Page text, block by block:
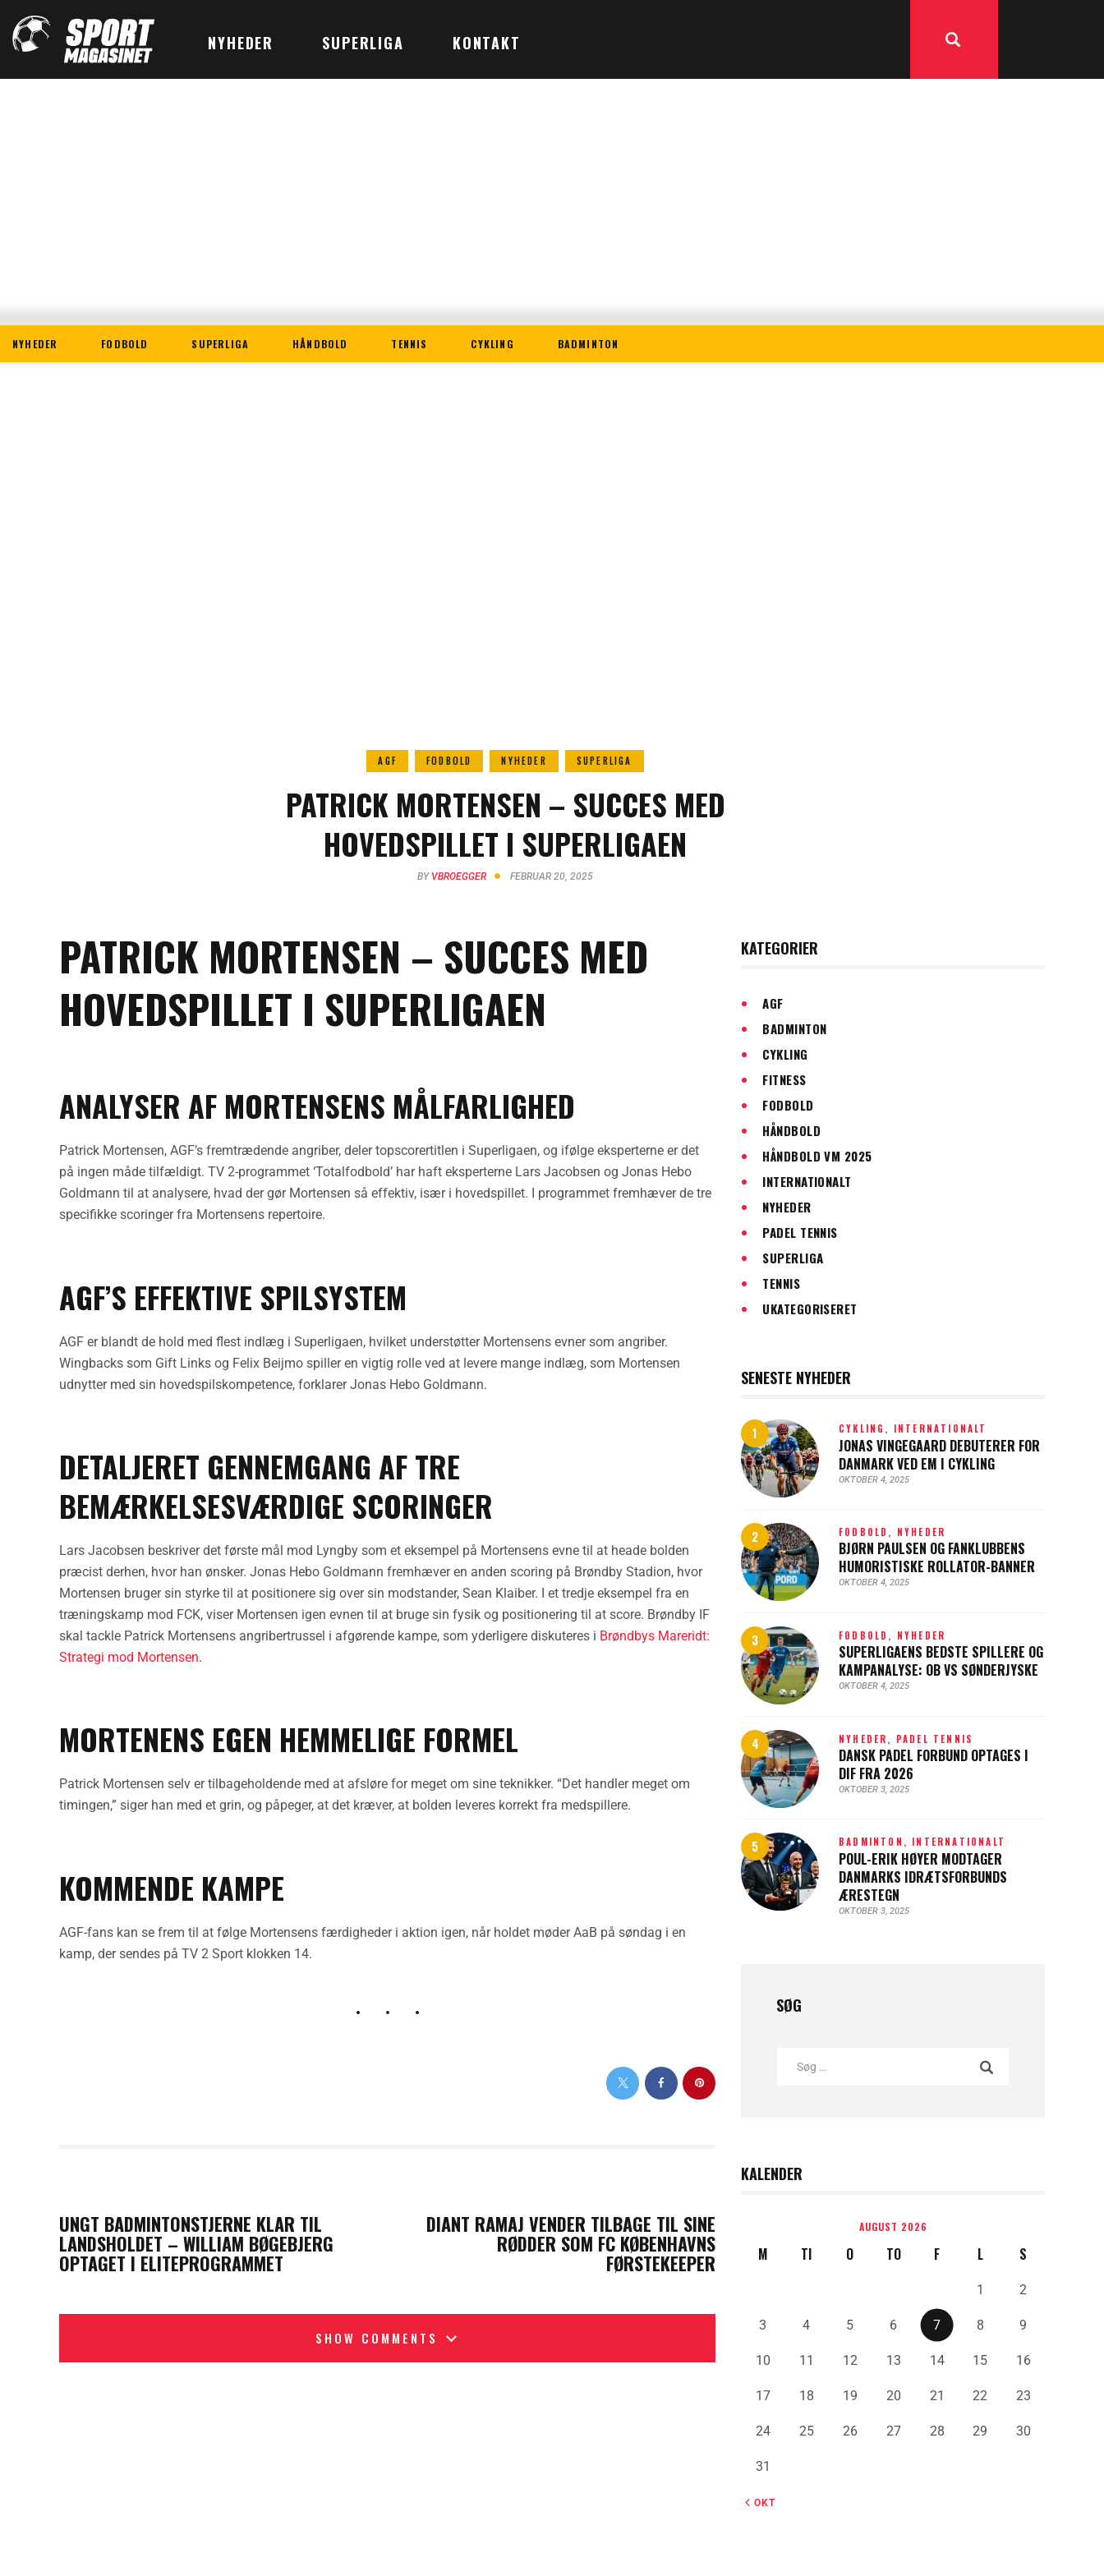
NYHEDER SUPERLIGA KONTAKT
NYHEDER FODBOLD SUPERLIGA HÅNDBOLD TENNIS CYKLING BADMINTON
AGF FODBOLD NYHEDER SUPERLIGA
PATRICK MORTENSEN – SUCCES MED
HOVEDSPILLET I SUPERLIGAEN
BY VBROEGGER FEBRUAR 20, 2025
PATRICK MORTENSEN – SUCCES MED
HOVEDSPILLET I SUPERLIGAEN
ANALYSER AF MORTENSENS MÅLFARLIGHED
Patrick Mortensen, AGF’s fremtrædende angriber, deler topscorertitlen i Superligaen, og ifølge eksperterne er det
på ingen måde tilfældigt. TV 2-programmet ‘Totalfodbold’ har haft eksperterne Lars Jacobsen og Jonas Hebo
Goldmann til at analysere, hvad der gør Mortensen så effektiv, især i hovedspillet. I programmet fremhæver de tre
specifikke scoringer fra Mortensens repertoire.
AGF’S EFFEKTIVE SPILSYSTEM
AGF er blandt de hold med flest indlæg i Superligaen, hvilket understøtter Mortensens evner som angriber.
Wingbacks som Gift Links og Felix Beijmo spiller en vigtig rolle ved at levere mange indlæg, som Mortensen
udnytter med sin hovedspilskompetence, forklarer Jonas Hebo Goldmann.
DETALJERET GENNEMGANG AF TRE
BEMÆRKELSESVÆRDIGE SCORINGER
Lars Jacobsen beskriver det første mål mod Lyngby som et eksempel på Mortensens evne til at heade bolden
præcist derhen, hvor han ønsker. Jonas Hebo Goldmann fremhæver en anden scoring på Brøndby Stadion, hvor
Mortensen bruger sin styrke til at positionere sig over sin modstander, Sean Klaiber. I et tredje eksempel fra en
træningskamp mod FCK, viser Mortensen igen evnen til at bruge sin fysik og positionering til at score. Brøndby IF
skal tackle Patrick Mortensens angribertrussel i afgørende kampe, som yderligere diskuteres i Brøndbys Mareridt:
Strategi mod Mortensen.
MORTENENS EGEN HEMMELIGE FORMEL
Patrick Mortensen selv er tilbageholdende med at afsløre for meget om sine teknikker. “Det handler meget om
timingen,” siger han med et grin, og påpeger, at det kræver, at bolden leveres korrekt fra medspillere.
KOMMENDE KAMPE
AGF-fans kan se frem til at følge Mortensens færdigheder i aktion igen, når holdet møder AaB på søndag i en
kamp, der sendes på TV 2 Sport klokken 14.
UNGT BADMINTONSTJERNE KLAR TIL
LANDSHOLDET – WILLIAM BØGEBJERG
OPTAGET I ELITEPROGRAMMET
DIANT RAMAJ VENDER TILBAGE TIL SINE
RØDDER SOM FC KØBENHAVNS
FØRSTEKEEPER
SHOW COMMENTS
KATEGORIER
AGF
BADMINTON
CYKLING
FITNESS
FODBOLD
HÅNDBOLD
HÅNDBOLD VM 2025
INTERNATIONALT
NYHEDER
PADEL TENNIS
SUPERLIGA
TENNIS
UKATEGORISERET
SENESTE NYHEDER
CYKLING, INTERNATIONALT
JONAS VINGEGAARD DEBUTERER FOR
DANMARK VED EM I CYKLING
OKTOBER 4, 2025
FODBOLD, NYHEDER
BJØRN PAULSEN OG FANKLUBBENS
HUMORISTISKE ROLLATOR-BANNER
OKTOBER 4, 2025
FODBOLD, NYHEDER
SUPERLIGAENS BEDSTE SPILLERE OG
KAMPANALYSE: OB VS SØNDERJYSKE
OKTOBER 4, 2025
NYHEDER, PADEL TENNIS
DANSK PADEL FORBUND OPTAGES I
DIF FRA 2026
OKTOBER 3, 2025
BADMINTON, INTERNATIONALT
POUL-ERIK HØYER MODTAGER
DANMARKS IDRÆTSFORBUNDS
ÆRESTEGN
OKTOBER 3, 2025
SØG
KALENDER
AUGUST 2026
M TI O TO F L S
1 2
3 4 5 6 7 8 9
10 11 12 13 14 15 16
17 18 19 20 21 22 23
24 25 26 27 28 29 30
31
« OKT